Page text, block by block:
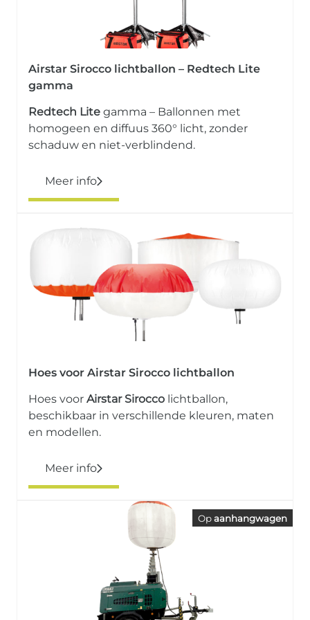
Airstar Sirocco lichtballon – Redtech Lite
gamma
Redtech Lite gamma – Ballonnen met
homogeen en diffuus 360° licht, zonder
schaduw en niet-verblindend.
Meer info
Hoes voor Airstar Sirocco lichtballon
Hoes voor Airstar Sirocco lichtballon,
beschikbaar in verschillende kleuren, maten
en modellen.
Meer info
Opaanhangwagen